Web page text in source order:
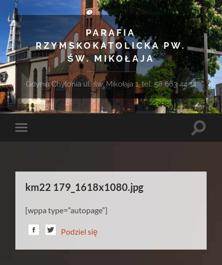
PARAFIA
RZYMSKOKATOLICKA PW.
ŚW. MIKOŁAJA
Gdynia Chylonia ul. św. Mikołaja 1, tel. 58 663 44 14
Toggle
Toggle
km22 179_1618x1080.jpg
[wppa type=”autopage”]
Podziel się